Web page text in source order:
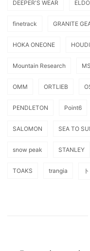
DEEPER'S WEAR
finetrack GRANITE
HOKA ONEONE
Mountain Research
OMM ORTLIEB
PENDLETON Point6
SALOMON SEA TO
snow peak STANLEY
TOAKS trangia